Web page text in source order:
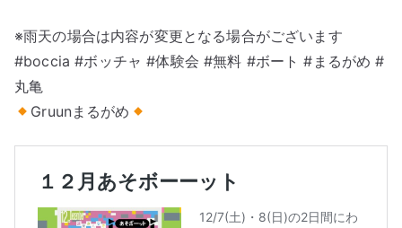
※雨天の場合は内容が変更となる場合がございます
#boccia #ボッチャ #体験会 #無料 #ボート #まるがめ #
丸亀
Gruunまるがめ